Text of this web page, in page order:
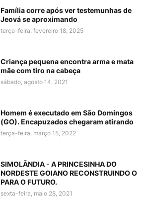
Família corre após ver testemunhas de
Jeová se aproximando
terça-feira, fevereiro 18, 2025
Criança pequena encontra arma e mata
mãe com tiro na cabeça
sábado, agosto 14, 2021
Homem é executado em São Domingos
(GO). Encapuzados chegaram atirando
terça-feira, março 15, 2022
SIMOLÂNDIA - A PRINCESINHA DO
NORDESTE GOIANO RECONSTRUINDO O
PARA O FUTURO.
sexta-feira, maio 28, 2021